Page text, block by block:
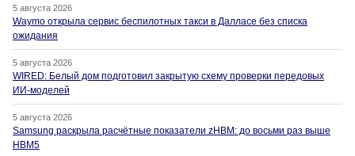
5 августа 2026
Waymo открыла сервис беспилотных такси в Далласе без списка
ожидания
5 августа 2026
WIRED: Белый дом подготовил закрытую схему проверки передовых
ИИ-моделей
5 августа 2026
Samsung раскрыла расчётные показатели zHBM: до восьми раз выше
HBM5